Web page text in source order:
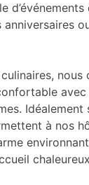
anniversaires
Idéalement
à nos